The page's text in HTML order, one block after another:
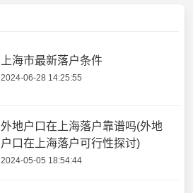
上海市最新落户条件
2024-06-28 14:25:55
外地户口在上海落户靠谱吗(外地
户口在上海落户可行性探讨)
2024-05-05 18:54:44